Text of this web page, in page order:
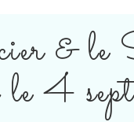
& le
le 4